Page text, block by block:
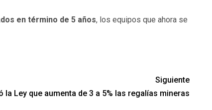
en término de 5 años, los equipos que ahora se
Siguiente
la Ley que aumenta de 3 a 5% las regalías mineras